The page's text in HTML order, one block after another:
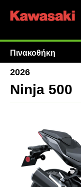
Πινακοθήκη
2026
Ninja 500